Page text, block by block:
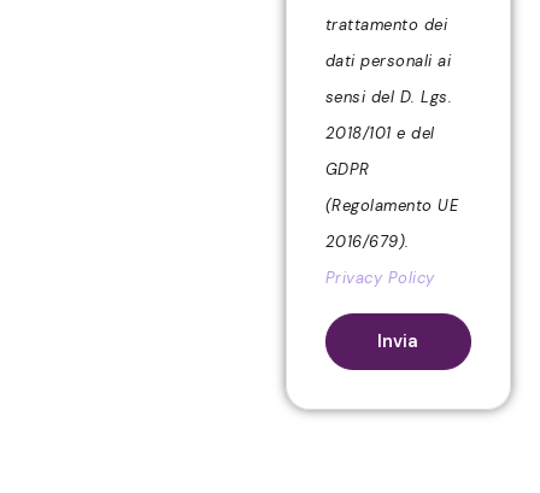
trattamento dei
dati personali ai
sensi del D. Lgs.
2018/101 e del
GDPR
(Regolamento UE
2016/679).
Privacy Policy
Invia